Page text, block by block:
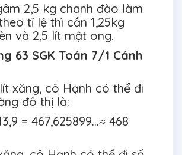
2,5 kg chanh đào làm
tỉ lệ thì cần 1,25kg
và 2,5 lít mật ong.
63 SGK Toán 7/1 Cánh
xăng, cô Hạnh có thể đi
đô thị là:
= 467,625899…≈ 468